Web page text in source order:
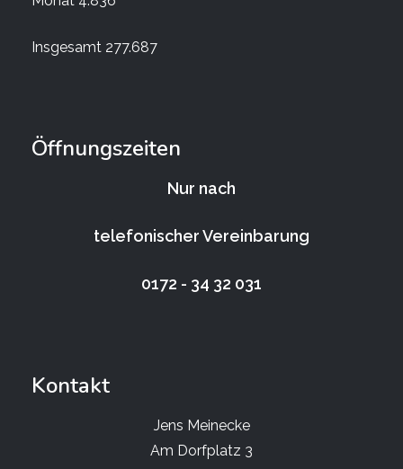
Monat 4.836
Insgesamt 277.687
Öffnungszeiten
Nur nach
telefonischer Vereinbarung
0172 - 34 32 031
Kontakt
Jens Meinecke
Am Dorfplatz 3